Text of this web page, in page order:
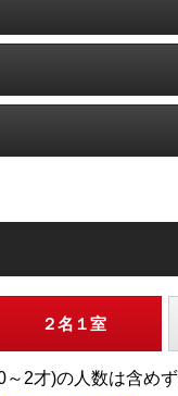
２名１室
2才)の人数は含め